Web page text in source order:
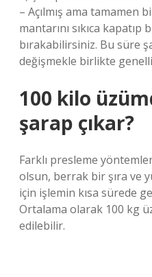
– Açılmış ama tamamen
mantarını sıkıca
bırakabilirsiniz. Bu süre
değişmekle birlikte
100 kilo
şarap çıkar?
Farklı presleme
olsun, berrak bir şıra ve
için işlemin kısa sürede
Ortalama olarak 100 kg
edilebilir.